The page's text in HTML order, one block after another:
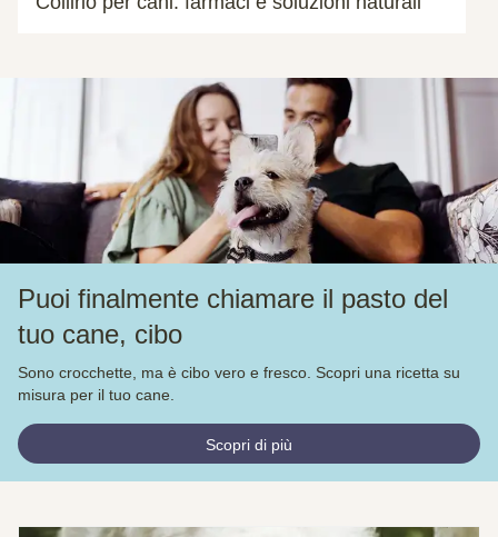
Puoi finalmente chiamare il pasto del
tuo cane, cibo
Sono crocchette, ma è cibo vero e fresco. Scopri una ricetta su
misura per il tuo cane.
Scopri di più